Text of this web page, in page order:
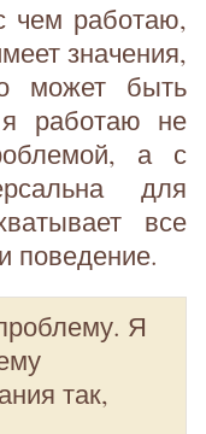
чем работаю,
значения,
может быть
работаю не
а с
для
все
поведение.
Я
так,